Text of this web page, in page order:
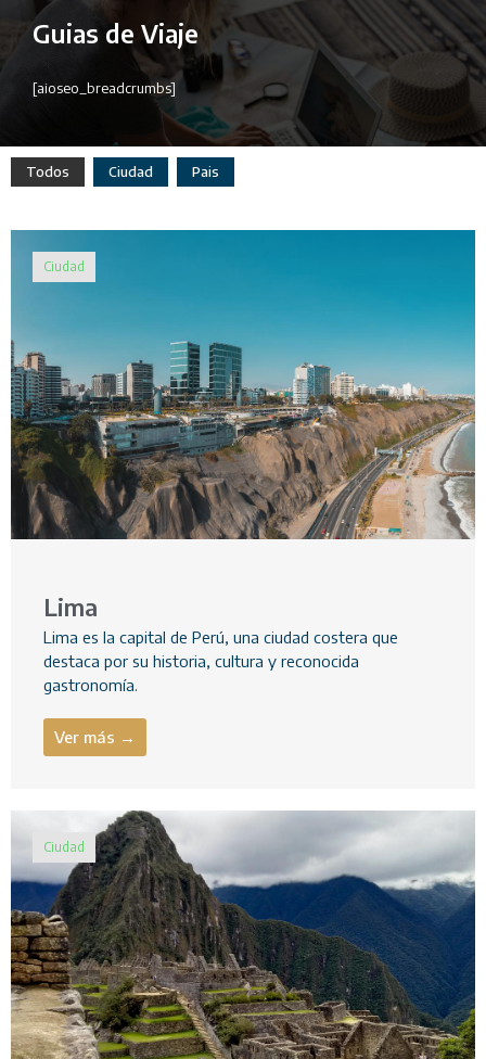
Guias de Viaje
[aioseo_breadcrumbs]
Todos Ciudad Pais
Ciudad
Lima
Lima es la capital de Perú, una ciudad costera que
destaca por su historia, cultura y reconocida
gastronomía.
Ver más →
Ciudad